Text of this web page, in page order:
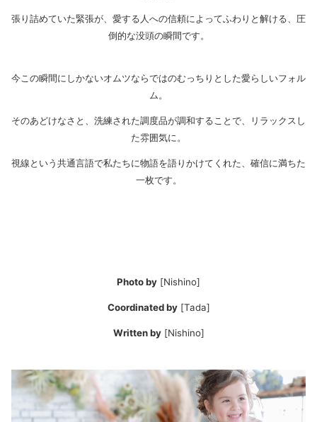
張り詰めていた緊張が、愛する人への信頼によってふわりと解ける、圧
倒的な没頭の瞬間です。
今この瞬間にしかないオムツならではのむっちりとした愛らしいフォル
ム。
そのあどけなさと、洗練された調度品が調和することで、リラックスし
た雰囲気に。
視線という共通言語で私たちに物語を語りかけてくれた、確信に満ちた
一枚です。
Photo by [Nishino]
Coordinated by[Tada]
Written by[Nishino]